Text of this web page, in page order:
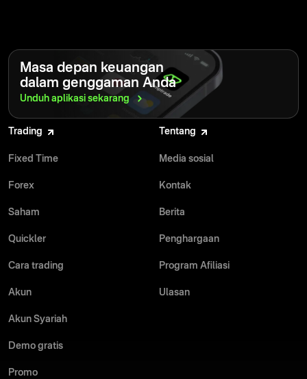
Masa depan keuangan
dalam genggaman Anda
Unduh aplikasi sekarang
Trading
Fixed Time
Forex
Saham
Quickler
Cara trading
Akun
Akun Syariah
Demo gratis
Promo
Tentang
Media sosial
Kontak
Berita
Penghargaan
Program Afiliasi
Ulasan